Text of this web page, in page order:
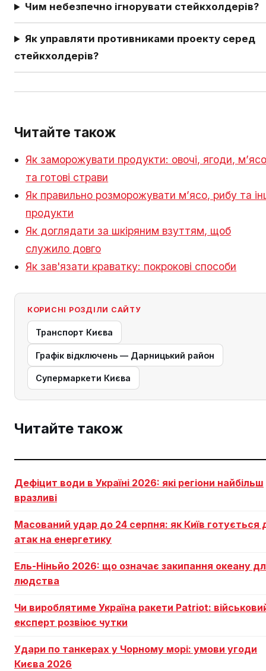
Чим небезпечно ігнорувати стейкхолдерів?
Як управляти противниками проекту серед
стейкхолдерів?
Читайте також
Як заморожувати продукти: овочі, ягоди,
та готові страви
Як правильно розморожувати м’ясо, рибу та
продукти
Як доглядати за шкіряним взуттям, щоб
служило довго
Як зав'язати краватку: покрокові способи
КОРИСНІ РОЗДІЛИ САЙТУ
Транспорт Києва
Графік відключень — Дарницький район
Супермаркети Києва
Читайте також
Дефіцит води в Україні 2026: які регіони найбільш
вразливі
Масований удар до 24 серпня: як Київ готується
атак на енергетику
Ель-Ніньйо 2026: що означає закипання океану
людства
Чи вироблятиме Україна ракети Patriot:
експерт розвіює чутки
Удари по танкерах у Чорному морі: умови угоди
Києва 2026